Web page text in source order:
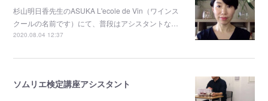
杉山明日香先生のASUKA L'ecole de Vin（ワインス
クールの名前です）にて、普段はアシスタントな…
2020.08.04 12:37
ソムリエ検定講座アシスタント